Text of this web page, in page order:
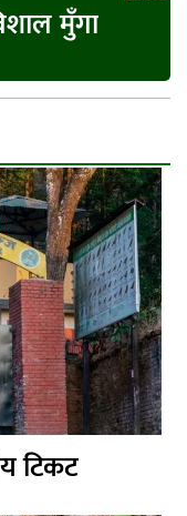
मुँगा
टिकट